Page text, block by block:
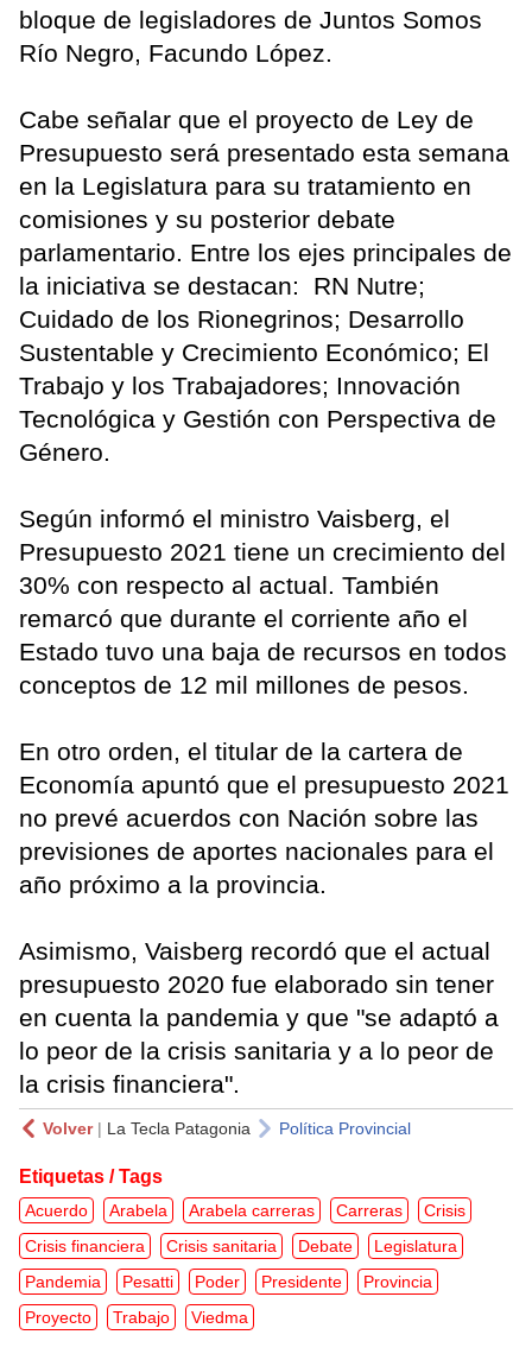
bloque de legisladores de Juntos Somos
Río Negro, Facundo López.
Cabe señalar que el proyecto de Ley de
Presupuesto será presentado esta semana
en la Legislatura para su tratamiento en
comisiones y su posterior debate
parlamentario. Entre los ejes principales de
la iniciativa se destacan: RN Nutre;
Cuidado de los Rionegrinos; Desarrollo
Sustentable y Crecimiento Económico; El
Trabajo y los Trabajadores; Innovación
Tecnológica y Gestión con Perspectiva de
Género.
Según informó el ministro Vaisberg, el
Presupuesto 2021 tiene un crecimiento del
30% con respecto al actual. También
remarcó que durante el corriente año el
Estado tuvo una baja de recursos en todos
conceptos de 12 mil millones de pesos.
En otro orden, el titular de la cartera de
Economía apuntó que el presupuesto 2021
no prevé acuerdos con Nación sobre las
previsiones de aportes nacionales para el
año próximo a la provincia.
Asimismo, Vaisberg recordó que el actual
presupuesto 2020 fue elaborado sin tener
en cuenta la pandemia y que "se adaptó a
lo peor de la crisis sanitaria y a lo peor de
la crisis financiera".
Volver| La Tecla Patagonia Política Provincial
Etiquetas / Tags
Acuerdo Arabela Arabela carreras Carreras
Crisis
Crisis financiera
Crisis sanitaria Debate
Legislatura
Pandemia
Pesatti Poder Presidente
Provincia
Proyecto
Trabajo Viedma